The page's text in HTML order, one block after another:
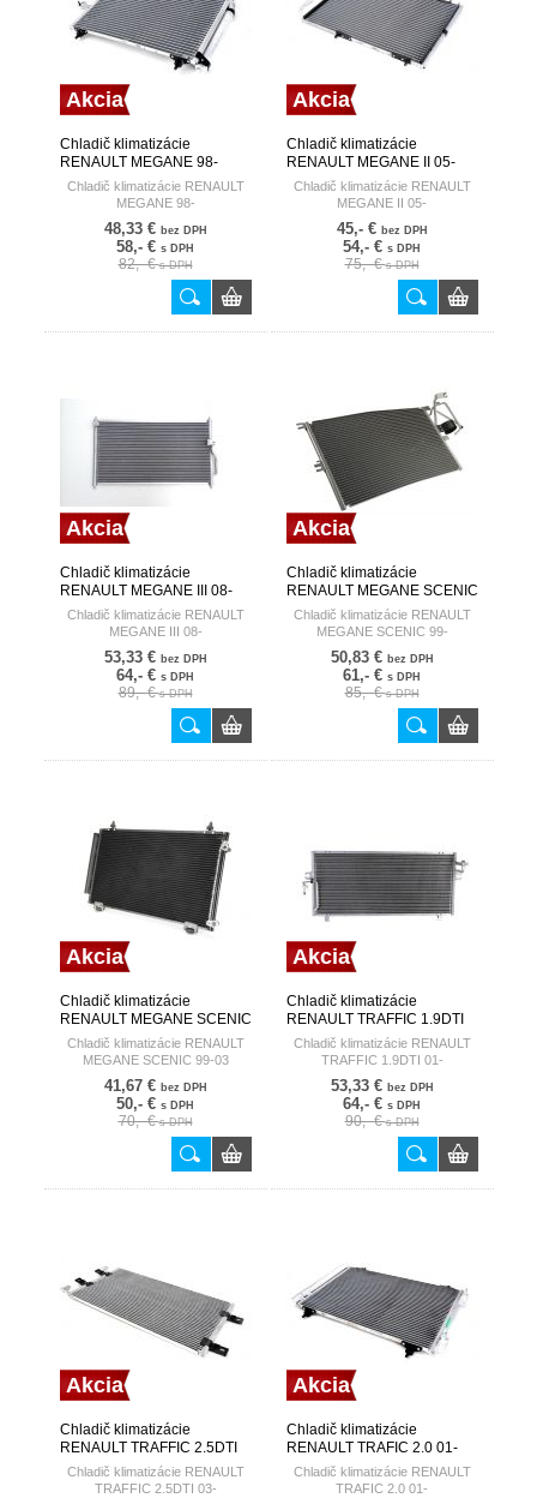
Akcia
Chladič klimatizácie
RENAULT MEGANE 98-
HART
Chladič klimatizácie RENAULT
MEGANE 98-
48,33 € bez DPH
58,- € s DPH
82,- €s DPH
Akcia
Chladič klimatizácie
RENAULT MEGANE II 05-
HART
Chladič klimatizácie RENAULT
MEGANE II 05-
45,- € bez DPH
54,- € s DPH
75,- €s DPH
Akcia
Chladič klimatizácie
RENAULT MEGANE III 08-
HART
Chladič klimatizácie RENAULT
MEGANE III 08-
53,33 € bez DPH
64,- € s DPH
89,- €s DPH
Akcia
Chladič klimatizácie
RENAULT MEGANE SCENIC
99- HART
Chladič klimatizácie RENAULT
MEGANE SCENIC 99-
50,83 € bez DPH
61,- € s DPH
85,- €s DPH
Akcia
Chladič klimatizácie
RENAULT MEGANE SCENIC
99-03 HART
Chladič klimatizácie RENAULT
MEGANE SCENIC 99-03
41,67 € bez DPH
50,- € s DPH
70,- €s DPH
Akcia
Chladič klimatizácie
RENAULT TRAFFIC 1.9DTI
01- HART
Chladič klimatizácie RENAULT
TRAFFIC 1.9DTI 01-
53,33 € bez DPH
64,- € s DPH
90,- €s DPH
Akcia
Chladič klimatizácie
RENAULT TRAFFIC 2.5DTI
03- HART
Chladič klimatizácie RENAULT
TRAFFIC 2.5DTI 03-
Akcia
Chladič klimatizácie
RENAULT TRAFIC 2.0 01-
HART
Chladič klimatizácie RENAULT
TRAFIC 2.0 01-